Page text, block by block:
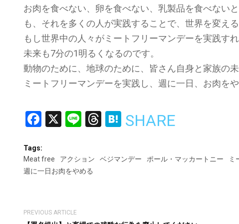
お肉を食べない、卵を食べない、乳製品を食べない
も、それを多くの人が実践することで、世界を変える
もし世界中の人々がミートフリーマンデーを実践す
未来も7分の1明るくなるのです。
動物のために、地球のために、皆さん自身と家族の未
ミートフリーマンデーを実践し、週に一日、お肉を
Facebook
X LineThreads
Hatena
SHARE
Tags:
Meat free
アクション ベジマンデー ポール・マッカートニー ミ
週に一日お肉をやめる
PREVIOUS ARTICLE